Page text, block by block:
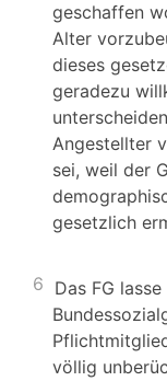
geschaffen
Alter
dieses
geradezu
Angestellter
sei, weil der
gesetzlich
6 Das FG
völlig